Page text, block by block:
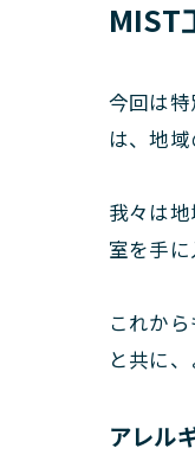
MIST
今回は
は、地
我々は
室を手
これか
と共に
アレル